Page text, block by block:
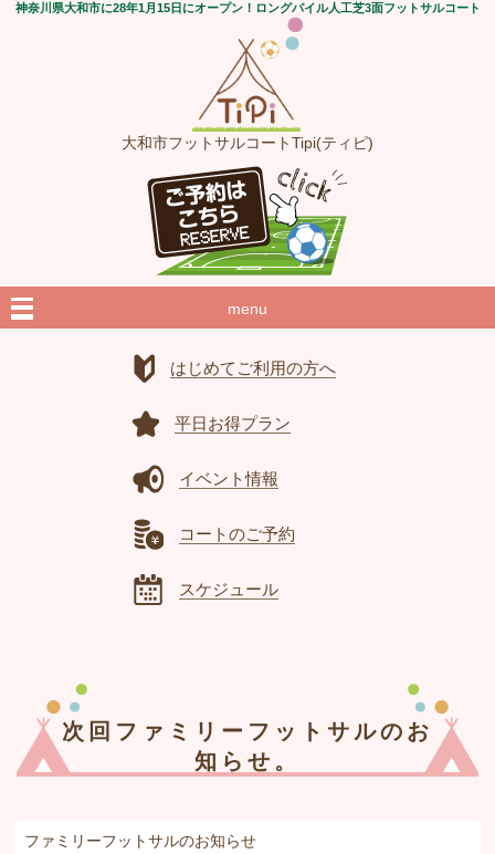
神奈川県大和市に28年1月15日にオープン！ロングパイル人工芝3面フットサルコート
大和市フットサルコートTipi(ティピ)
menu
はじめてご利用の方へ
平日お得プラン
イベント情報
コートのご予約
スケジュール
次回ファミリーフットサルのお
知らせ。
ファミリーフットサルのお知らせ